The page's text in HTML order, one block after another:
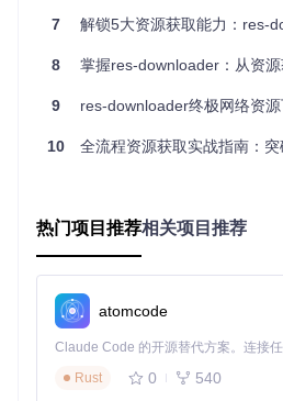
的安装包，按照向导完成安装。首
C --> D[启动应用程序]
定制化配置：提升3倍处理效率
res-downloader的强大之处在于其
心配置模块位于系统设置界面，允
路径、并发连接数等关键参数。通
提升资源获取效率。
7 解锁5大资源获取能力：res-
8 掌握res-downloader：从资源获取
9 res-downloader终极网络资源下载完全指南：零基
10 全流程资源获取实战指南：突破
热门项目推荐相关项目推荐
atomcode
Rust
0 540